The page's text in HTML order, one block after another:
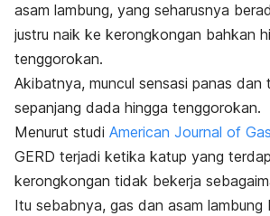
asam lambung, yang seharusnya
justru naik ke kerongkongan bahkan
tenggorokan.
Akibatnya, muncul sensasi panas dan
sepanjang dada hingga tenggorokan.
Menurut studi American Journal of
GERD terjadi ketika katup yang
kerongkongan tidak bekerja
Itu sebabnya, gas dan asam lambung